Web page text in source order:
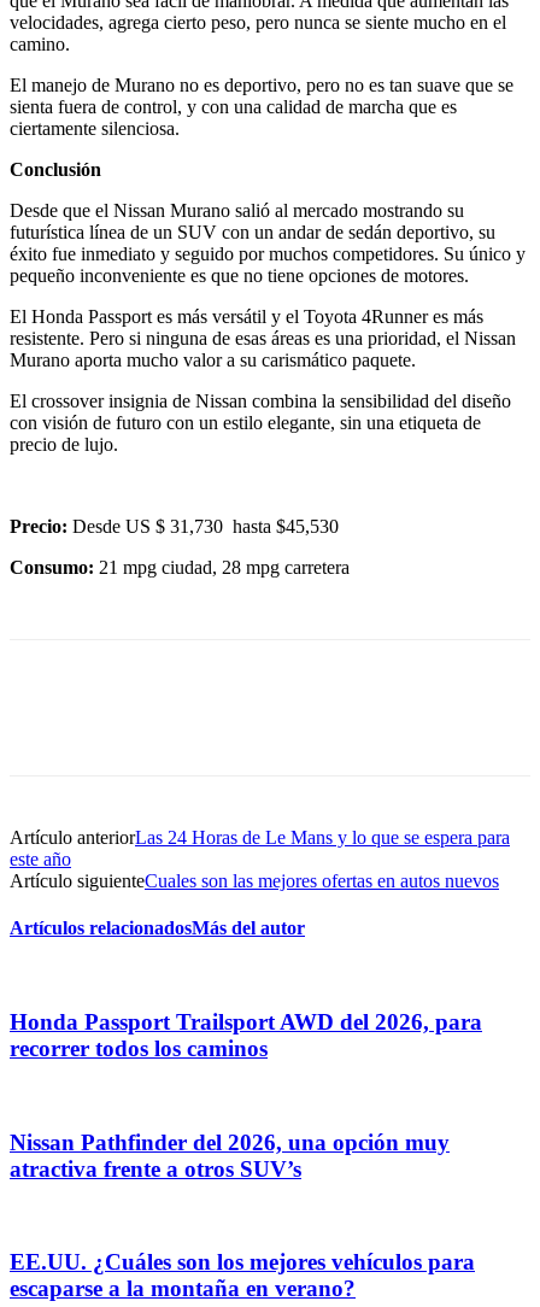
velocidades, agrega cierto peso, pero nunca se siente mucho en el
camino.
El manejo de Murano no es deportivo, pero no es tan suave que se
sienta fuera de control, y con una calidad de marcha que es
ciertamente silenciosa.
Conclusión
Desde que el Nissan Murano salió al mercado mostrando su
futurística línea de un SUV con un andar de sedán deportivo, su
éxito fue inmediato y seguido por muchos competidores. Su único y
pequeño inconveniente es que no tiene opciones de motores.
El Honda Passport es más versátil y el Toyota 4Runner es más
resistente. Pero si ninguna de esas áreas es una prioridad, el Nissan
Murano aporta mucho valor a su carismático paquete.
El crossover insignia de Nissan combina la sensibilidad del diseño
con visión de futuro con un estilo elegante, sin una etiqueta de
precio de lujo.
Precio: Desde US $ 31,730 hasta $45,530
Consumo: 21 mpg ciudad, 28 mpg carretera
Artículo anteriorLas 24 Horas de Le Mans y lo que se espera para
este año
Artículo siguienteCuales son las mejores ofertas en autos nuevos
Artículos relacionadosMás del autor
Honda Passport Trailsport AWD del 2026, para
recorrer todos los caminos
Nissan Pathfinder del 2026, una opción muy
atractiva frente a otros SUV’s
EE.UU. ¿Cuáles son los mejores vehículos para
escaparse a la montaña en verano?